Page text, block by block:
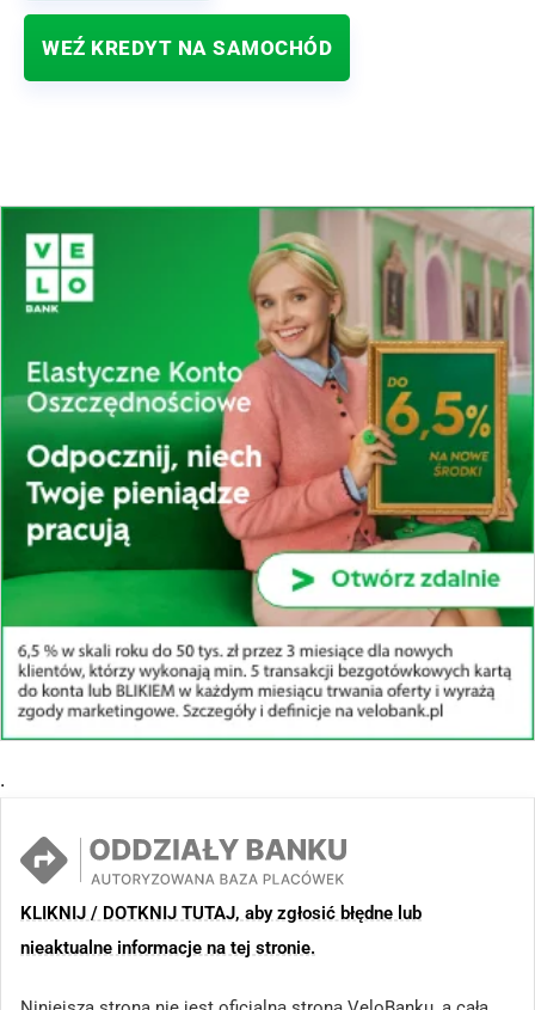
WEŹ KREDYT NA SAMOCHÓD
.
KLIKNIJ / DOTKNIJ TUTAJ, aby zgłosić błędne lub
nieaktualne informacje na tej stronie.